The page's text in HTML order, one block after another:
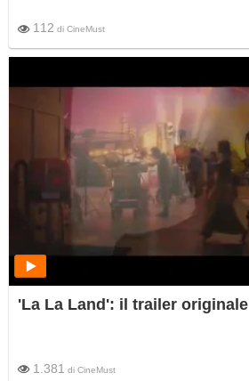
112 di CineMust
'La La Land': il trailer originale
1.381 di CineMust